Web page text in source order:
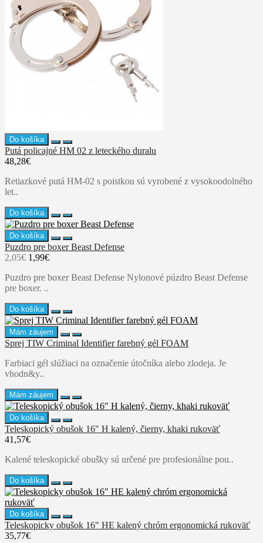
Do košíka
Putá policajné HM 02 z leteckého duralu
48,28€
Retiazkové putá HM-02 s poistkou sú vyrobené z vysokoodolného
let..
Do košíka
Do košíka
Puzdro pre boxer Beast Defense
2,05€ 1,99€
Puzdro pre boxer Beast Defense Nylonové púzdro Beast Defense
pre boxer. ..
Do košíka
Mám záujem
Sprej TIW Criminal Identifier farebný gél FOAM
Farbiaci gél slúžiaci na označenie útočníka alebo zlodeja. Je
vhodn&y..
Mám záujem
Do košíka
Teleskopický obušok 16" H kalený, čierny, khaki rukoväť
41,57€
Kalené teleskopické obušky sú určené pre profesionálne pou..
Do košíka
Do košíka
Teleskopicky obušok 16" HE kalený chróm ergonomická rukoväť
35,77€